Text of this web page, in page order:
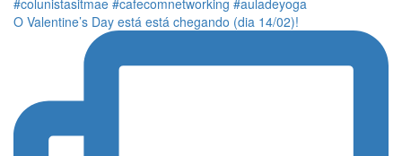
O Valentine’s Day está está chegando (dia 14/02)!